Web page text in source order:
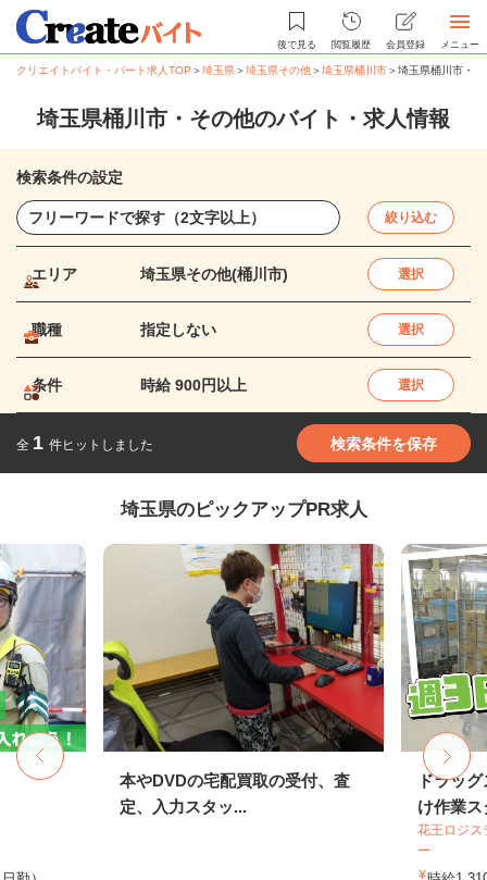
後で見る 閲覧履歴 会員登録 メニュー
クリエイトバイト・パート求人TOP ＞埼玉県＞埼玉県その他＞埼玉県桶川市＞埼玉県桶川市・
埼玉県桶川市・その他のバイト・求人情報
検索条件の設定
絞り込む
エリア 埼玉県その他(桶川市) 選択
職種 指定しない 選択
条件 時給 900円以上 選択
全 1 件ヒットしました 検索条件を保存
埼玉県のピックアップPR求人
本やDVDの宅配買取の受付、査
定、入力スタッ...
ドラッ
け作業ス
花王ロジ
ー